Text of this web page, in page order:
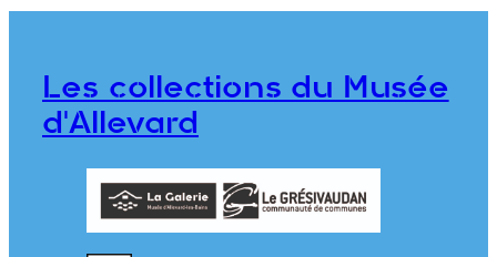
BALLIN, Gabriel (1744 – 1806)
DENIS (1749 – 18..)
976.1.43
Les collections du Musée
d'Allevard